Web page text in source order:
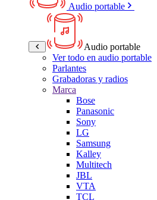
Audio portable
Audio portable
Ver todo en audio portable
Parlantes
Grabadoras y radios
Marca
Bose
Panasonic
Sony
LG
Samsung
Kalley
Multitech
JBL
VTA
TCL